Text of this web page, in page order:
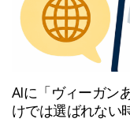
AIに「ヴィーガン
けでは選ばれない